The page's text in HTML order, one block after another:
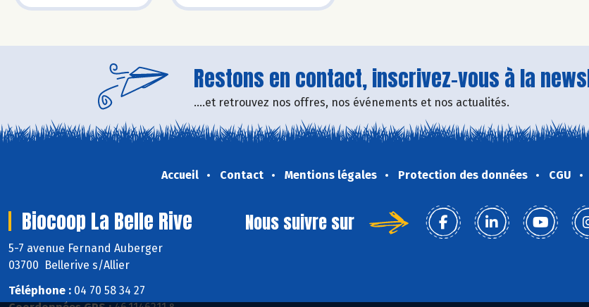
Restons en contact, inscrivez-vous à la
....et retrouvez nos offres, nos événements et nos actualités.
Accueil Contact Mentions légales Protection des données CGU
Biocoop La Belle Rive
5-7 avenue Fernand Auberger
03700 Bellerive s/Allier
Téléphone : 04 70 58 34 27
Nous suivre sur